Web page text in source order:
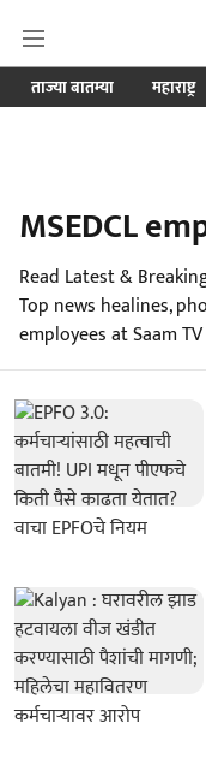
ताज्या बातम्या महाराष्ट्र
MSEDCL
Read Latest &
Top news healines,
employees at Saam TV